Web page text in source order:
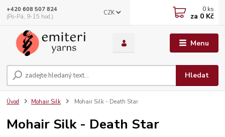
Menu
CZK
Hledat
+420 608 507 824
(Po-Pá, 9-15 hod.)
0 ks
za 0 Kč
Úvod Mohair Silk Mohair Silk - Death Star
Mohair Silk - Death Star